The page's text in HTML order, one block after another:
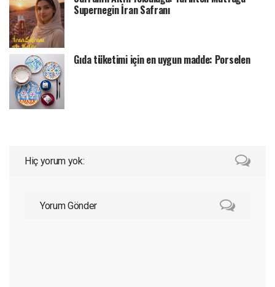
Supernegin İran Safranı
Gıda tüketimi için en uygun madde: Porselen
Hiç yorum yok:
Yorum Gönder